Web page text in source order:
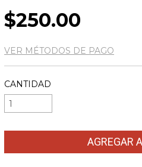
$250.00
VER MÉTODOS DE PAGO
CANTIDAD